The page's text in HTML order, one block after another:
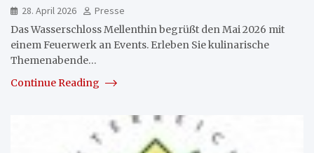
28. April 2026
Presse
Das Wasserschloss Mellenthin begrüßt den Mai 2026 mit
einem Feuerwerk an Events. Erleben Sie kulinarische
Themenabende…
Continue Reading